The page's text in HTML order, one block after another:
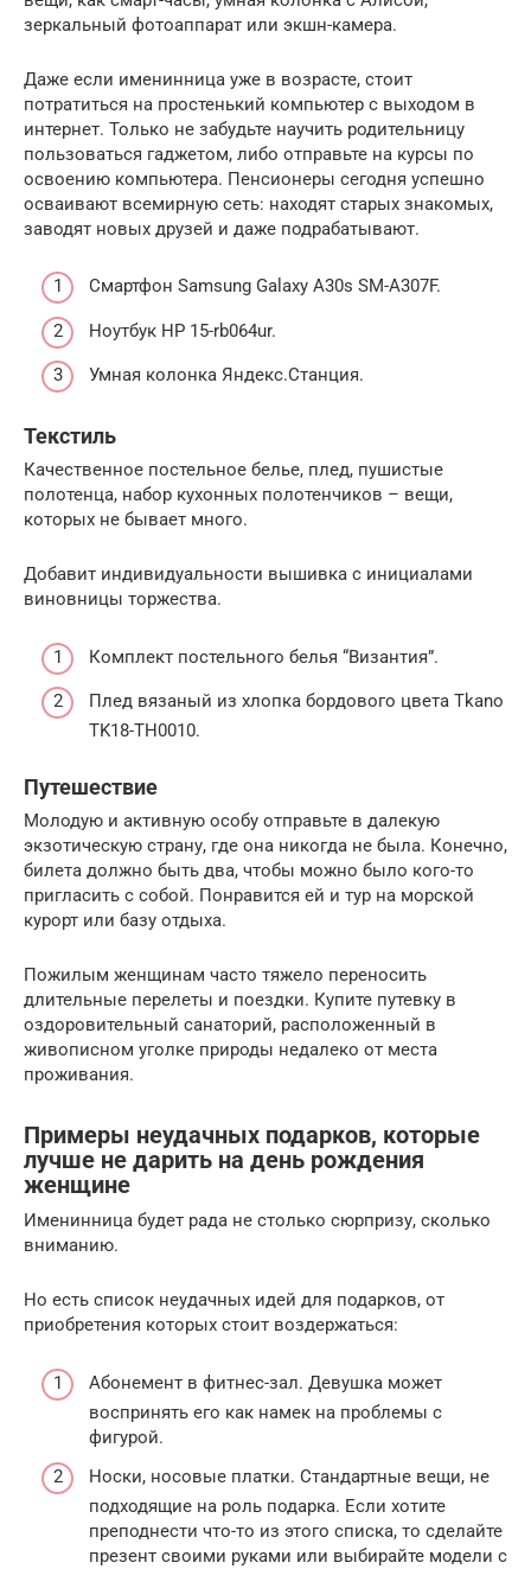
зеркальный фотоаппарат или экшн-камера.
Даже если именинница уже в возрасте, стоит
потратиться на простенький компьютер с выходом в
интернет. Только не забудьте научить родительницу
пользоваться гаджетом, либо отправьте на курсы по
освоению компьютера. Пенсионеры сегодня успешно
осваивают всемирную сеть: находят старых знакомых,
заводят новых друзей и даже подрабатывают.
Смартфон Samsung Galaxy A30s SM-A307F.
Ноутбук HP 15-rb064ur.
Умная колонка Яндекс.Станция.
Текстиль
Качественное постельное белье, плед, пушистые
полотенца, набор кухонных полотенчиков – вещи,
которых не бывает много.
Добавит индивидуальности вышивка с инициалами
виновницы торжества.
Комплект постельного белья “Византия”.
Плед вязаный из хлопка бордового цвета Tkano
TK18-TH0010.
Путешествие
Молодую и активную особу отправьте в далекую
экзотическую страну, где она никогда не была. Конечно,
билета должно быть два, чтобы можно было кого-то
пригласить с собой. Понравится ей и тур на морской
курорт или базу отдыха.
Пожилым женщинам часто тяжело переносить
длительные перелеты и поездки. Купите путевку в
оздоровительный санаторий, расположенный в
живописном уголке природы недалеко от места
проживания.
Примеры неудачных подарков, которые
лучше не дарить на день рождения
женщине
Именинница будет рада не столько сюрпризу, сколько
вниманию.
Но есть список неудачных идей для подарков, от
приобретения которых стоит воздержаться:
Абонемент в фитнес-зал. Девушка может
воспринять его как намек на проблемы с
фигурой.
Носки, носовые платки. Стандартные вещи, не
подходящие на роль подарка. Если хотите
преподнести что-то из этого списка, то сделайте
презент своими руками или выбирайте модели с